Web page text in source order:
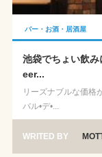
バー・お酒・居酒屋
池袋でちょい飲
eer...
リーズナブルな価格
バル•デ•...
WRITED BY